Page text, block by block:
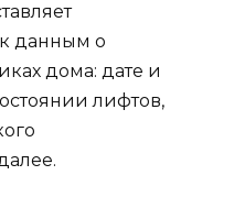
данным о
дома: дате и
лифтов,